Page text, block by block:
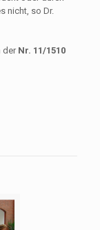
nicht, so Dr.
derNr. 11/1510